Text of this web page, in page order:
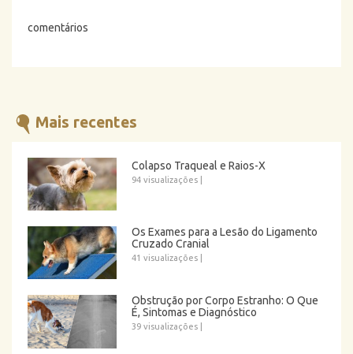
comentários
Mais recentes
Colapso Traqueal e Raios-X
94 visualizações
Os Exames para a Lesão do Ligamento
Cruzado Cranial
41 visualizações
Obstrução por Corpo Estranho: O Que
É, Sintomas e Diagnóstico
39 visualizações